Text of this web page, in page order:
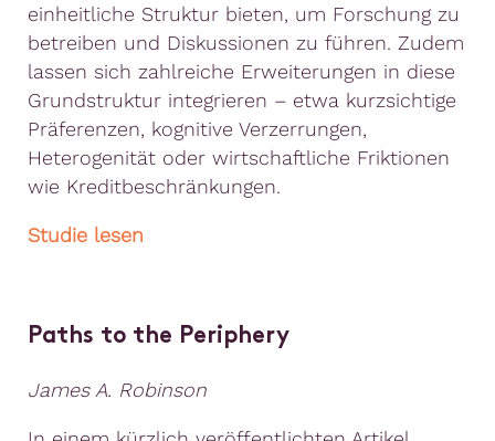
einheitliche Struktur bieten, um Forschung zu
betreiben und Diskussionen zu führen. Zudem
lassen sich zahlreiche Erweiterungen in diese
Grundstruktur integrieren – etwa kurzsichtige
Präferenzen, kognitive Verzerrungen,
Heterogenität oder wirtschaftliche Friktionen
wie Kreditbeschränkungen.
Studie lesen
Paths to the Periphery
James A. Robinson